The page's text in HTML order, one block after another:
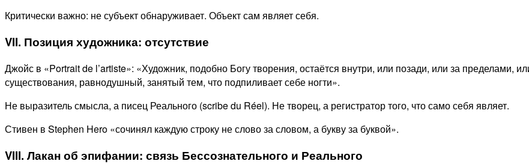
Критически важно: не субъект обнаруживает. Объект сам являет себя.
VII. Позиция художника: отсутствие
Джойс в «Portrait de l’artiste»: «Художник, подобно Богу творения, остаётся внутри, или позади, или за пределами,
существования, равнодушный, занятый тем, что подпиливает себе ногти».
Не выразитель смысла, а писец Реального (scribe du Réel). Не творец, а регистратор того, что само себя являет.
Стивен в Stephen Hero «сочинял каждую строку не слово за словом, а букву за буквой».
VIII. Лакан об эпифании: связь Бессознательного и Реального